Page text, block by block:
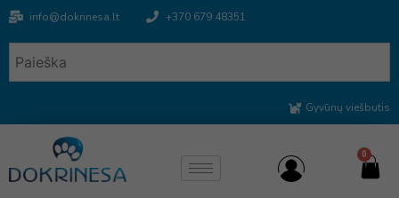
info@dokrinesa.lt +370 679 48351
Gyvūnų viešbutis
0